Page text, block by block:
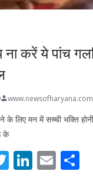
करें ये पांच
www.newsofharyana.com
लिए मन में सच्ची भक्ति होनी
के
T Li E S